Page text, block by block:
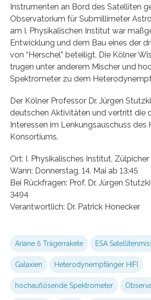
Instrumenten an Bord des Satelliten
Observatorium für Submillimeter
am I. Physikalischen Institut war
Entwicklung und dem Bau eines der
von “Herschel” beteiligt. Die Kölner
trugen unter anderem Mischer und
Spektrometer zu dem
Der Kölner Professor Dr. Jürgen
deutschen Aktivitäten und vertritt die
Interessen im Lenkungsauschuss des
Konsortiums.
Ort: I. Physikalisches Institut, Zülpicher
Wann: Donnerstag, 14. Mai ab 13:45
Bei Rückfragen: Prof. Dr. Jürgen
3494
Verantwortlich: Dr. Patrick Honecker
Ariane 5 Trägerrakete ESA
Galaxien Heterodynempfänger HIFI
hochauflösende Spektrometer